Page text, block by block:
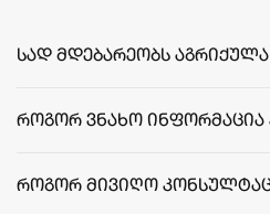
სად მდებარეობს აგრიქულა
როგორ ვნახო ინფორმაცია
როგორ მივიღო